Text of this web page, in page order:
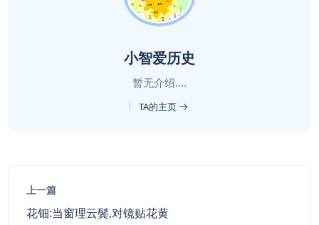
小智爱历史
暂无介绍....
TA的主页
上一篇
花钿:当窗理云鬓,对镜贴花黄